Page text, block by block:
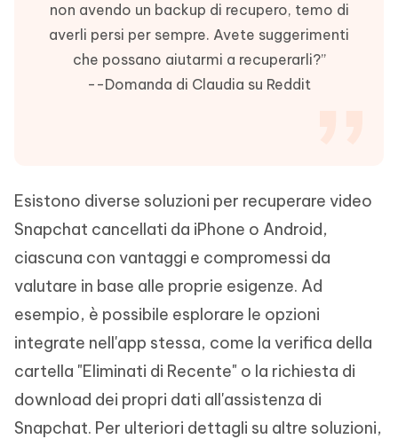
non avendo un backup di recupero, temo di
averli persi per sempre. Avete suggerimenti
che possano aiutarmi a recuperarli?”
--Domanda di Claudia su Reddit
Esistono diverse soluzioni per recuperare video
Snapchat cancellati da iPhone o Android,
ciascuna con vantaggi e compromessi da
valutare in base alle proprie esigenze. Ad
esempio, è possibile esplorare le opzioni
integrate nell'app stessa, come la verifica della
cartella "Eliminati di Recente" o la richiesta di
download dei propri dati all'assistenza di
Snapchat. Per ulteriori dettagli su altre soluzioni,